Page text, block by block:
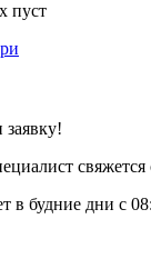
пуст
заявку!
в будние дни c